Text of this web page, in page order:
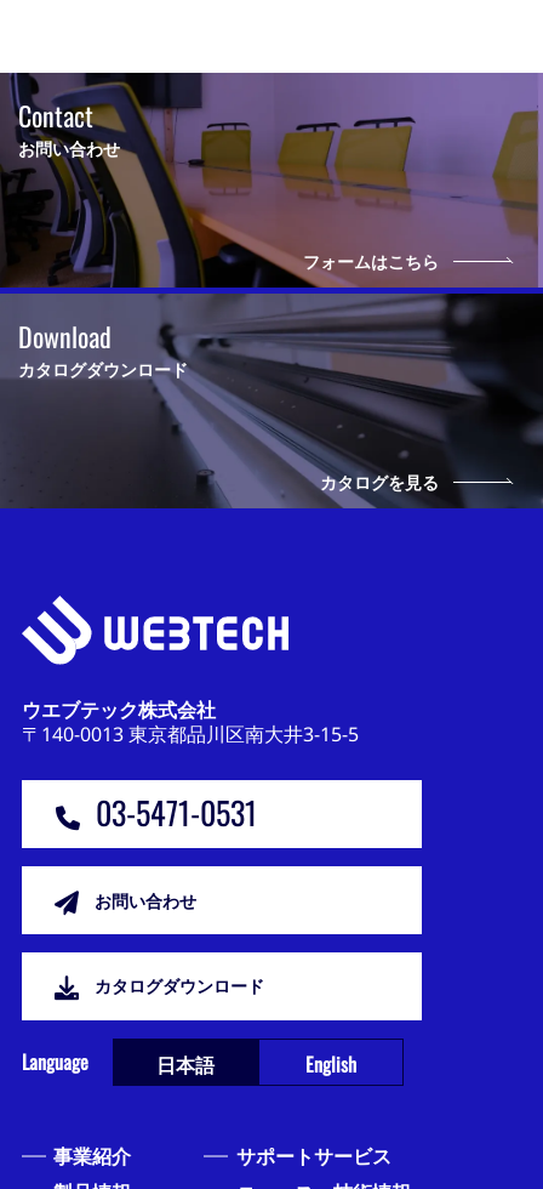
Contact
お問い合わせ
フォームはこちら
Download
カタログダウンロード
カタログを見る
ウエブテック株式会社
〒140-0013 東京都品川区南大井3-15-5
03-5471-0531
お問い合わせ
カタログダウンロード
Language 日本語 English
事業紹介
サポートサービス